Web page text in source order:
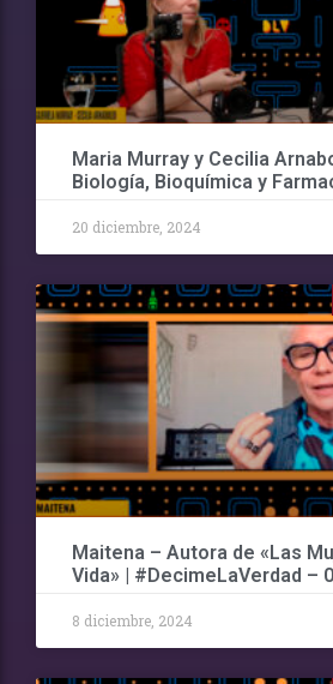
Maria Murray y Cecilia
Biología, Bioquímica y
20 diciembre, 2024
Maitena – Autora de «Las
Vida» | #DecimeLaVerdad –
8 diciembre, 2024